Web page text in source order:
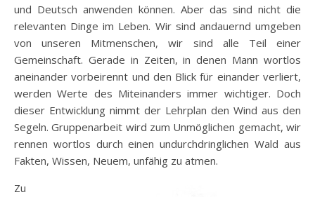
und Deutsch anwenden können. Aber das sind nicht die
relevanten Dinge im Leben. Wir sind andauernd umgeben
von unseren Mitmenschen, wir sind alle Teil einer
Gemeinschaft. Gerade in Zeiten, in denen Mann wortlos
aneinander vorbeirennt und den Blick für einander verliert,
werden Werte des Miteinanders immer wichtiger. Doch
dieser Entwicklung nimmt der Lehrplan den Wind aus den
Segeln. Gruppenarbeit wird zum Unmöglichen gemacht, wir
rennen wortlos durch einen undurchdringlichen Wald aus
Fakten, Wissen, Neuem, unfähig zu atmen.
Zu